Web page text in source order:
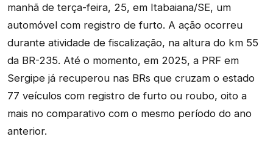
manhã de terça-feira, 25, em Itabaiana/SE, um
automóvel com registro de furto. A ação ocorreu
durante atividade de fiscalização, na altura do km 55
da BR-235. Até o momento, em 2025, a PRF em
Sergipe já recuperou nas BRs que cruzam o estado
77 veículos com registro de furto ou roubo, oito a
mais no comparativo com o mesmo período do ano
anterior.